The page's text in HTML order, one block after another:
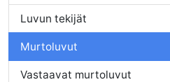
Luvun tekijät
Murtoluvut
Vastaavat murtoluvut